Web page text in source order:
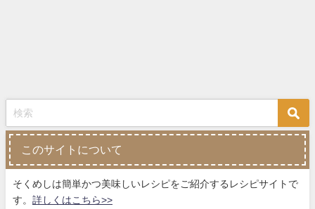
このサイトについて
そくめしは簡単かつ美味しいレシピをご紹介するレシピサイトで
す。 詳しくはこちら>>